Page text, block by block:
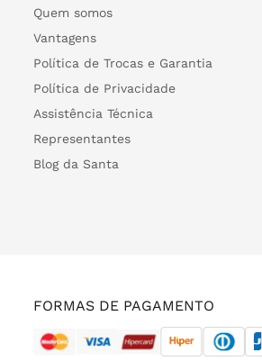
Quem somos
Vantagens
Política de Trocas e Garantia
Política de Privacidade
Assistência Técnica
Representantes
Blog da Santa
FORMAS DE PAGAMENTO